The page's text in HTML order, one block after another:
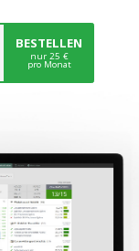
BESTELLEN
nur 25 €
pro Monat